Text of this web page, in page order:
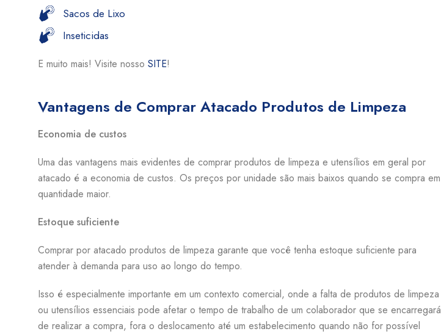
Sacos de Lixo
Inseticidas
E muito mais! Visite nosso SITE!
Vantagens de Comprar Atacado Produtos de Limpeza
Economia de custos
Uma das vantagens mais evidentes de comprar produtos de limpeza e utensílios em geral por
atacado é a economia de custos. Os preços por unidade são mais baixos quando se compra em
quantidade maior.
Estoque suficiente
Comprar por atacado produtos de limpeza garante que você tenha estoque suficiente para
atender à demanda para uso ao longo do tempo.
Isso é especialmente importante em um contexto comercial, onde a falta de produtos de limpeza
ou utensílios essenciais pode afetar o tempo de trabalho de um colaborador que se encarregará
de realizar a compra, fora o deslocamento até um estabelecimento quando não for possível